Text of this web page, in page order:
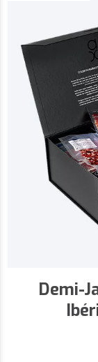
Demi-